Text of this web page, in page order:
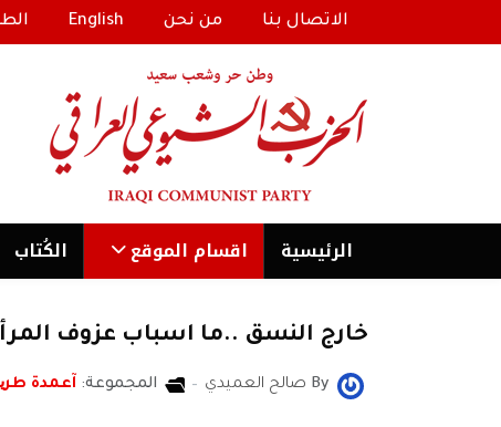
الاتصال بنا من نحن English
الرئیسية اقسام الموقع الكُتاب
خارج النسق ..ما اسباب عزوف
By صالح العميدي المجموعة: آعمدة